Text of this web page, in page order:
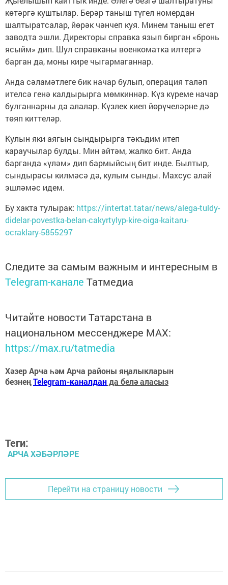
көтәргә куштылар. Берәр таныш түгел номердан
шалтыратсалар, йөрәк чәнчеп куя. Минем таныш егет
заводта эшли. Директоры справка язып биргән «бронь
ясыйм» дип. Шул справканы военкоматка илтергә
барган да, моны кире чыгармаганнар.
Анда сәламәтлеге бик начар булып, операция таләп
ителсә генә калдырырга мөмкиннәр. Күз күреме начар
булганнарны да алалар. Күзлек киеп йөрүчеләрне дә
төяп киттеләр.
Кулын яки аягын сындырырга тәкъдим итеп
караучылар булды. Мин әйтәм, жалко бит. Анда
барганда «үләм» дип бармыйсың бит инде. Былтыр,
сындырасы килмәсә дә, кулым сынды. Махсус алай
эшләмәс идем.
Бу хакта тулырак: https://intertat.tatar/news/alega-tuldy-
didelar-povestka-belan-cakyrtylyp-kire-oiga-kaitaru-
ocraklary-5855297
Следите за самым важным и интересным в
Telegram-канале Татмедиа
Читайте новости Татарстана в
национальном мессенджере MАХ:
https://max.ru/tatmedia
Хәзер Арча һәм Арча районы яңалыкларын
безнеңTelegram-каналданда белә аласыз
Теги:
АРЧА ХӘБӘРЛӘРЕ
Перейти на страницу новости